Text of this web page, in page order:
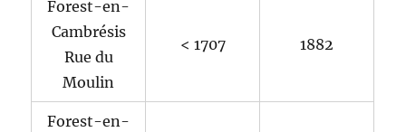
Forest-en-
Cambrésis
Rue du
Moulin
< 1707 1882
Forest-en-